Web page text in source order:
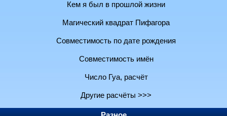
Кем я был в прошлой жизни
Магический квадрат Пифагора
Совместимость по дате рождения
Совместимость имён
Число Гуа, расчёт
Другие расчёты >>>